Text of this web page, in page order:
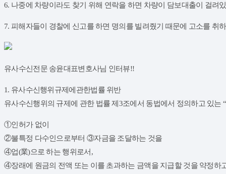
6. 나중에 차량이라도 찾기 위해 연락을 하면 차량이 담보대출이 걸려
7. 피해자들이 경찰에 신고를 하면 명의를 빌려줬기 때문에 고소를 취
유사수신전문 송윤대표변호사님 인터뷰!!
1. 유사수신행위규제에관한법률 위반
유사수신행위의 규제에 관한 법률 제3조에서 동법에서 정의하고 있는
①인허가 없이
②불특정 다수인으로부터 ③자금을 조달하는 것을
④업(業)으로 하는 행위로서,
④장래에 원금의 전액 또는 이를 초과하는 금액을 지급할 것을 약정하